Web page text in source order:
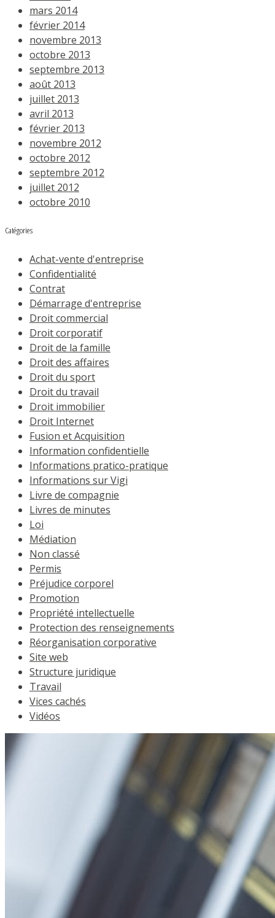
mars 2014
février 2014
novembre 2013
octobre 2013
septembre 2013
août 2013
juillet 2013
avril 2013
février 2013
novembre 2012
octobre 2012
septembre 2012
juillet 2012
octobre 2010
Catégories
Achat-vente d'entreprise
Confidentialité
Contrat
Démarrage d'entreprise
Droit commercial
Droit corporatif
Droit de la famille
Droit des affaires
Droit du sport
Droit du travail
Droit immobilier
Droit Internet
Fusion et Acquisition
Information confidentielle
Informations pratico-pratique
Informations sur Vigi
Livre de compagnie
Livres de minutes
Loi
Médiation
Non classé
Permis
Préjudice corporel
Promotion
Propriété intellectuelle
Protection des renseignements
Réorganisation corporative
Site web
Structure juridique
Travail
Vices cachés
Vidéos